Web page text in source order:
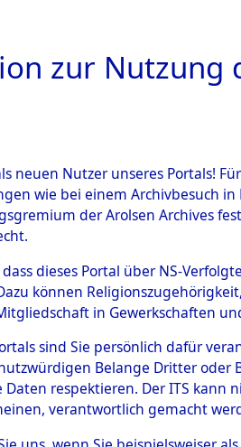
0001
zur Nutzung
neuen Nutzer unseres Portals!
wie bei einem Archivbesuch
der Arolsen Archives
dieses Portal über NS-
können
in Gewerkschaften
sind Sie persönlich dafür
Belange Dritter
Daten respektieren. Der ITS
verantwortlich gemacht